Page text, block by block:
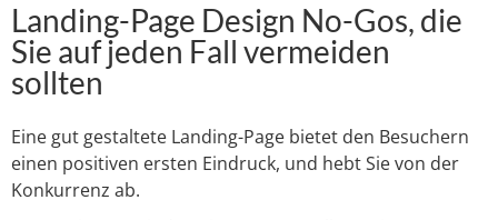
Landing-Page Design No-Gos, die
Sie auf jeden Fall vermeiden
sollten
Eine gut gestaltete Landing-Page bietet den Besuchern
einen positiven ersten Eindruck, und hebt Sie von der
Konkurrenz ab.